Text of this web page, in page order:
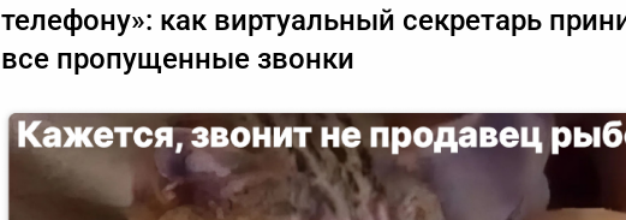
телефону»: как виртуальный секретарь
все пропущенные звонки